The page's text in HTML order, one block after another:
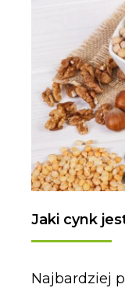
Jaki cynk
Najbardziej